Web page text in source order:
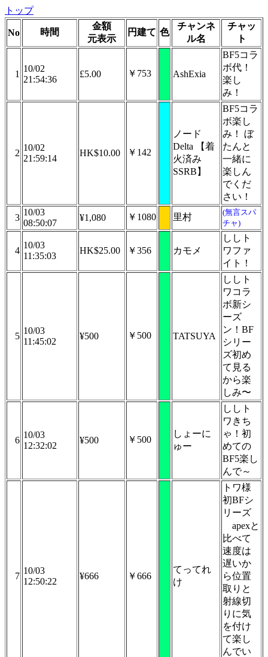
トップ
No 時間
金額
元表示
円建て 色
チャンネ
ル名
チャッ
ト
1
10/02
21:54:36
£5.00 ￥753 AshExia
BF5コラ
ボ代！
楽し
み！
2
10/02
21:59:14
HK$10.00 ￥142
ノード
Delta 【着
火済み
SSRB】
BF5コラ
ボ楽し
み！ ぼ
たんと
一緒に
楽しん
でくだ
さい！
3
10/03
08:50:07
¥1,080 ￥1080 里村
(無言スパ
チャ)
4
10/03
11:35:03
HK$25.00 ￥356 カモメ
ししト
ワファ
イト！
5
10/03
11:45:02
¥500 ￥500 TATSUYA
ししト
ワコラ
ボ新シ
ーズ
ン！BF
シリー
ズ初め
て見る
から楽
しみ〜
6
10/03
12:32:02
¥500 ￥500
しょーに
ゅー
ししト
ワきち
ゃ！初
めての
BF5楽し
んで～
7
10/03
12:50:22
¥666 ￥666
てってれ
け
トワ様
初BFシ
リーズ
apexと
比べて
速度は
遅いか
ら位置
取りと
射線切
りに気
を付け
て楽し
んでい